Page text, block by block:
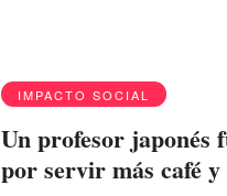
IMPACTO SOCIAL
Un profesor japonés
por servir más café